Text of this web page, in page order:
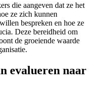
die aangeven dat ze het
ze zich kunnen
bespreken en hoe ze
Deze bereidheid om
de groeiende waarde
evalueren naar